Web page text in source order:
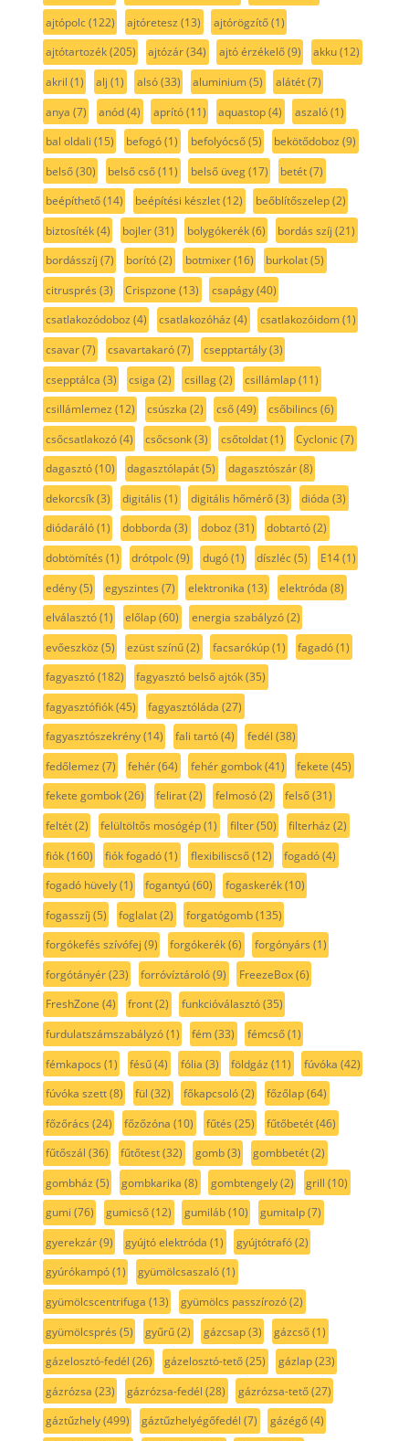
ajtópolc(122) ajtóretesz (13) ajtórögzítő(1)
ajtótartozék(205) ajtózár(34) ajtó érzékelő(9) akku(12)
akril (1) alj (1) alsó(33) aluminium(5) alátét(7)
anya (7) anód(4) aprító(11) aquastop(4) aszaló(1)
bal oldali (15) befogó(1) befolyócső(5) bekötődoboz (9)
belső(30) belső cső(11) belső üveg(17) betét(7)
beépíthető(14) beépítési készlet(12) beőblítőszelep(2)
biztosíték(4) bojler(31) bolygókerék(6) bordás szíj (21)
bordásszíj (7) borító(2) botmixer(16) burkolat(5)
citrusprés (3) Crispzone (13) csapágy(40)
csatlakozódoboz (4) csatlakozóház (4) csatlakozóidom(1)
csavar(7) csavartakaró(7) csepptartály(3)
csepptálca (3) csiga (2) csillag(2) csillámlap(11)
csillámlemez (12) csúszka (2) cső(49) csőbilincs (6)
csőcsatlakozó(4) csőcsonk(3) csőtoldat(1) Cyclonic(7)
dagasztó(10) dagasztólapát(5) dagasztószár(8)
dekorcsík(3) digitális (1) digitális hőmérő(3) dióda (3)
diódaráló(1) dobborda (3) doboz (31) dobtartó(2)
dobtömítés (1) drótpolc(9) dugó(1) díszléc(5) E14(1)
edény(5) egyszintes (7) elektronika (13) elektróda (8)
elválasztó(1) előlap(60) energia szabályzó(2)
evőeszköz (5) ezüst színű(2) facsarókúp(1) fagadó(1)
fagyasztó(182) fagyasztó belső ajtók(35)
fagyasztófiók(45) fagyasztóláda (27)
fagyasztószekrény(14) fali tartó(4) fedél (38)
fedőlemez (7) fehér(64) fehér gombok(41) fekete (45)
fekete gombok(26) felirat(2) felmosó(2) felső(31)
feltét(2) felültöltős mosógép(1) filter(50) filterház (2)
fiók(160) fiók fogadó(1) flexibiliscső(12) fogadó(4)
fogadó hüvely(1) fogantyú(60) fogaskerék(10)
fogasszíj (5) foglalat(2) forgatógomb(135)
forgókefés szívófej (9) forgókerék(6) forgónyárs (1)
forgótányér(23) forróvíztároló(9) FreezeBox(6)
FreshZone (4) front(2) funkcióválasztó(35)
furdulatszámszabályzó(1) fém(33) fémcső(1)
fémkapocs (1) fésű(4) fólia (3) földgáz (11) fúvóka (42)
fúvóka szett(8) fül (32) főkapcsoló(2) főzőlap(64)
főzőrács (24) főzőzóna (10) fűtés (25) fűtőbetét(46)
fűtőszál (36) fűtőtest(32) gomb(3) gombbetét(2)
gombház (5) gombkarika (8) gombtengely(2) grill (10)
gumi (76) gumicső(12) gumiláb(10) gumitalp(7)
gyerekzár(9) gyújtó elektróda (1) gyújtótrafó(2)
gyúrókampó(1) gyümölcsaszaló(1)
gyümölcscentrifuga (13) gyümölcs passzírozó(2)
gyümölcsprés (5) gyűrű(2) gázcsap(3) gázcső(1)
gázelosztó-fedél (26) gázelosztó-tető(25) gázlap(23)
gázrózsa (23) gázrózsa-fedél (28) gázrózsa-tető(27)
gáztűzhely(499) gáztűzhelyégőfedél (7) gázégő(4)